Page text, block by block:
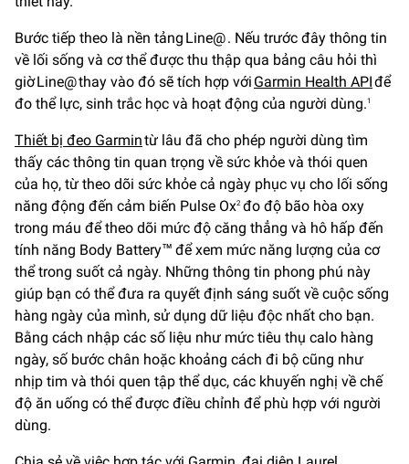
Bước tiếp theo là nền tảng Line@ . Nếu trước đây thông tin
về lối sống và cơ thể được thu thập qua bảng câu hỏi thì
giờ Line@ thay vào đó sẽ tích hợp với Garmin Health APIđể
đo thể lực, sinh trắc học và hoạt động của người dùng.1
Thiết bị đeo Garmintừ lâu đã cho phép người dùng tìm
thấy các thông tin quan trọng về sức khỏe và thói quen
của họ, từ theo dõi sức khỏe cả ngày phục vụ cho lối sống
năng động đến cảm biến Pulse Ox2 đo độ bão hòa oxy
trong máu để theo dõi mức độ căng thẳng và hô hấp đến
tính năng Body Battery™ để xem mức năng lượng của cơ
thể trong suốt cả ngày. Những thông tin phong phú này
giúp bạn có thể đưa ra quyết định sáng suốt về cuộc sống
hàng ngày của mình, sử dụng dữ liệu độc nhất cho bạn.
Bằng cách nhập các số liệu như mức tiêu thụ calo hàng
ngày, số bước chân hoặc khoảng cách đi bộ cũng như
nhịp tim và thói quen tập thể dục, các khuyến nghị về chế
độ ăn uống có thể được điều chỉnh để phù hợp với người
dùng.